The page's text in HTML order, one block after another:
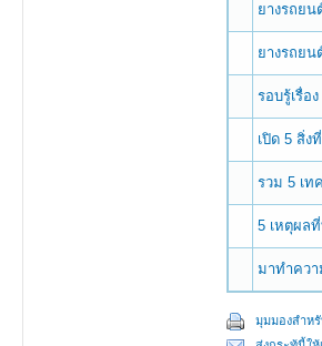
ยางรถยน
ยางรถยน
รอบรู้เรื่อ
เปิด 5 สิ่ง
รวม 5 เท
5 เหตุผล
มาทำควา
มุมมองสำห